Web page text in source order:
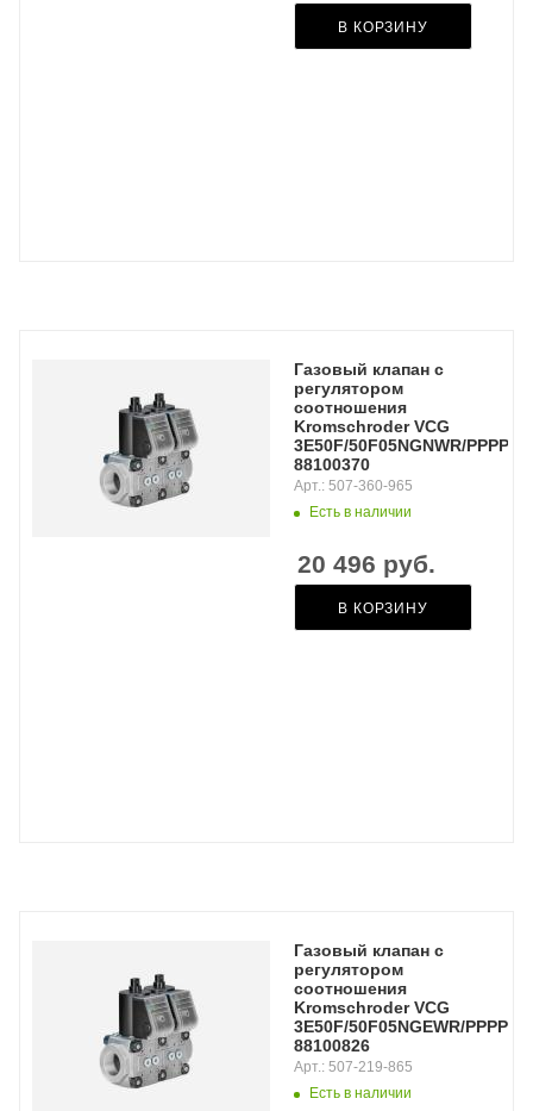
В КОРЗИНУ
Газовый клапан с
регулятором
соотношения
Kromschroder VCG
3E50F/50F05NGNWR/PPPP/
88100370
Есть в наличии
Арт.: 507-360-965
20 496 руб.
В КОРЗИНУ
Газовый клапан с
регулятором
соотношения
Kromschroder VCG
3E50F/50F05NGEWR/PPPP/
88100826
Есть в наличии
Арт.: 507-219-865